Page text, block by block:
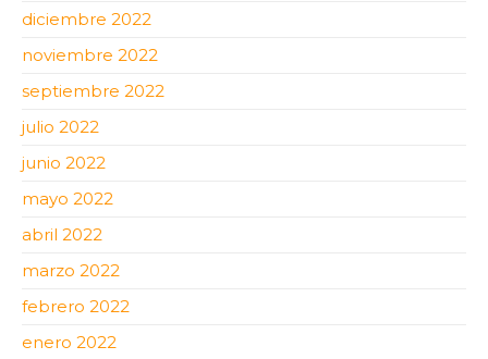
diciembre 2022
noviembre 2022
septiembre 2022
julio 2022
junio 2022
mayo 2022
abril 2022
marzo 2022
febrero 2022
enero 2022